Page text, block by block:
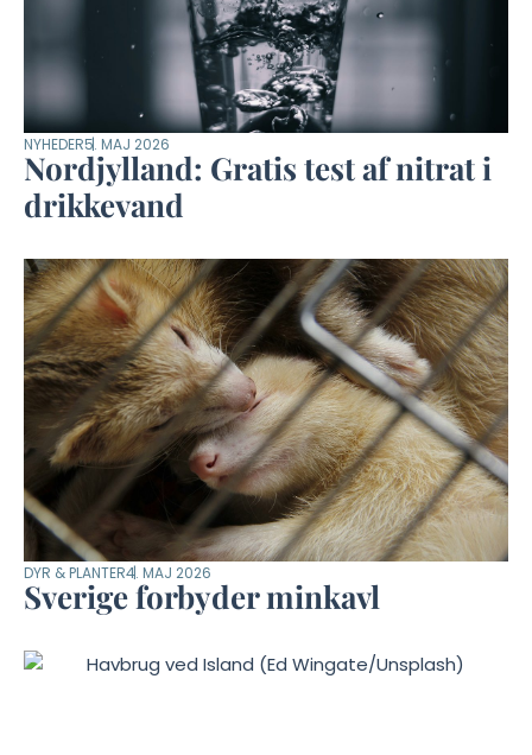
NYHEDER5. MAJ 2026
Nordjylland: Gratis test af nitrat i
drikkevand
DYR & PLANTER4. MAJ 2026
Sverige forbyder minkavl